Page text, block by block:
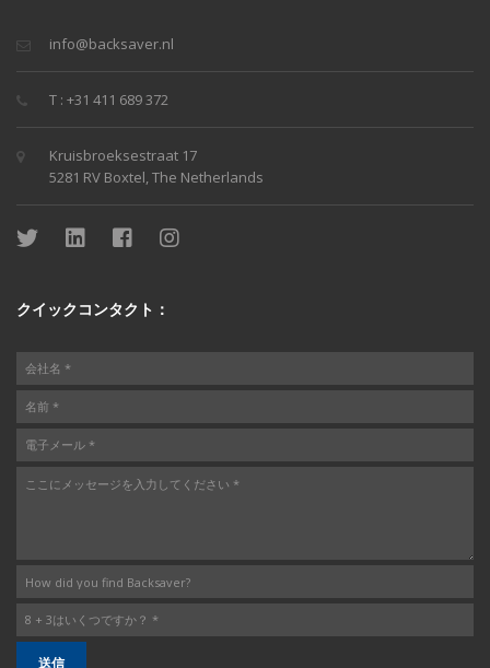
info@backsaver.nl
T : +31 411 689 372
Kruisbroeksestraat 17
5281 RV Boxtel, The Netherlands
クイックコンタクト：